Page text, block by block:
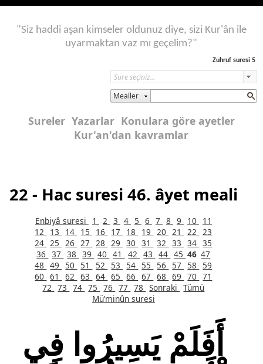
"Siz haddi aşan kimseler oldunuz diye, sizi Kur'ân ile
uyarmaktan vaz mı geçelim?"
Zuhruf suresi 5
Mealler
Sureler Yazarlar Konulara göre ayetler
Kur'an'dan kavramlar
22 - Hac suresi 46. âyet meali
Enbiyâ suresi 1 2 3 4 5 6 7 8 9 10
11
12
13 14 15 16 17 18 19 20 21 22
23
24 25 26 27 28 29 30 31 32 33 34 35
36
37 38 39 40 41 42 43 44 45 46 47
48
49 50 51 52 53 54 55 56 57 58
59
60
61 62 63 64 65 66 67 68 69 70
71
72
73 74 75 76 77 78 Sonraki
Tümü
Mü’minûn suresi
أَفَلَمْ يَسِيرُوا فِي